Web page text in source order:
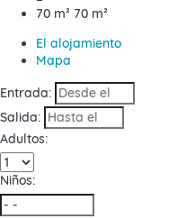
70 m² 70 m²
El alojamiento
Mapa
Entrada:
Salida:
Adultos:
Niños: